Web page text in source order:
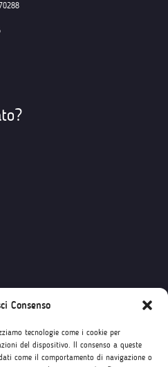
Consenso
tecnologie come i cookie per
del dispositivo. Il consenso a queste
come il comportamento di navigazione o